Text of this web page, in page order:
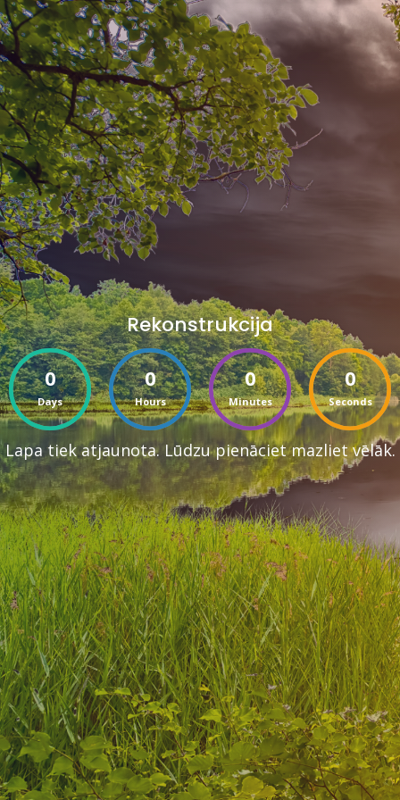
Rekonstrukcija
0
Days
0
Hours
0
Minutes
0
Seconds
Lapa tiek atjaunota. Lūdzu pienāciet mazliet vēlāk.